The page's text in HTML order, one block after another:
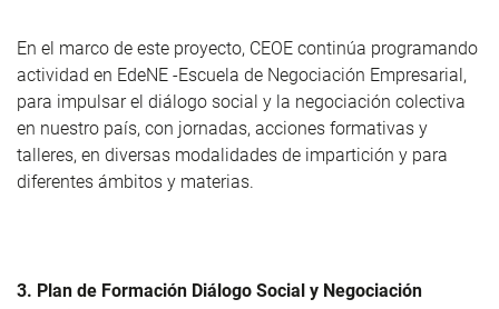
En el marco de este proyecto, CEOE continúa programando
actividad en EdeNE -Escuela de Negociación Empresarial,
para impulsar el diálogo social y la negociación colectiva
en nuestro país, con jornadas, acciones formativas y
talleres, en diversas modalidades de impartición y para
diferentes ámbitos y materias.
3. Plan de Formación Diálogo Social y Negociación